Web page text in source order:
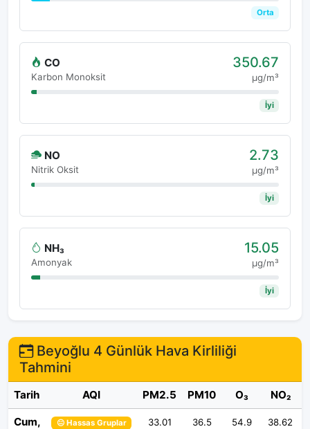
Orta
CO
Karbon Monoksit
350.67
μg/m³
İyi
NO
Nitrik Oksit
2.73
μg/m³
İyi
NH₃
Amonyak
15.05
μg/m³
İyi
Beyoğlu 4 Günlük Hava Kirliliği
Tahmini
Tarih AQI PM2.5 PM10 O₃ NO₂
Cum,
😐 Hassas Gruplar 33.01 36.5 54.9 38.62